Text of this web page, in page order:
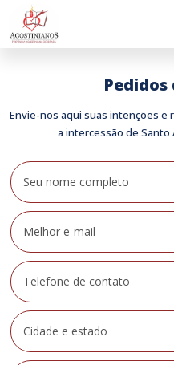
Pedidos
Envie-nos aqui suas intenções e
a intercessão de Santo